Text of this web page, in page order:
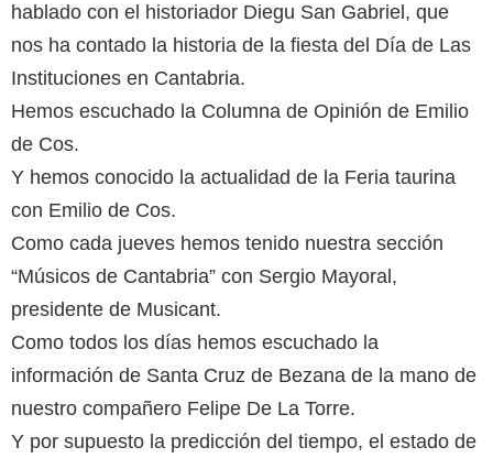
hablado con el historiador Diegu San Gabriel, que
nos ha contado la historia de la fiesta del Día de Las
Instituciones en Cantabria.
Hemos escuchado la Columna de Opinión de Emilio
de Cos.
Y hemos conocido la actualidad de la Feria taurina
con Emilio de Cos.
Como cada jueves hemos tenido nuestra sección
“Músicos de Cantabria” con Sergio Mayoral,
presidente de Musicant.
Como todos los días hemos escuchado la
información de Santa Cruz de Bezana de la mano de
nuestro compañero Felipe De La Torre.
Y por supuesto la predicción del tiempo, el estado de